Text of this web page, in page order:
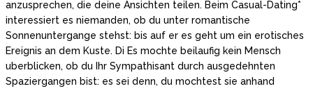
anzusprechen, die deine Ansichten teilen. Beim Casual-Dating*
interessiert es niemanden, ob du unter romantische
Sonnenuntergange stehst: bis auf er es geht um ein erotisches
Ereignis an dem Kuste. Di Es mochte beilaufig kein Mensch
uberblicken, ob du Ihr Sympathisant durch ausgedehnten
Spaziergangen bist: es sei denn, du mochtest sie anhand